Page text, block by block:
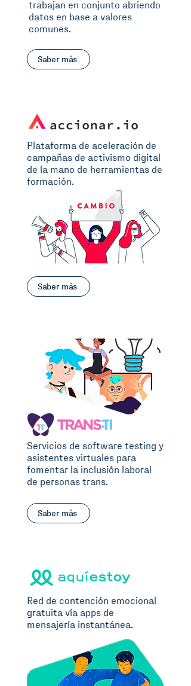
trabajan en conjunto abriendo
datos en base a valores
comunes.
Saber más
Plataforma de aceleración de
campañas de activismo digital
de la mano de herramientas de
formación.
Saber más
Servicios de software testing y
asistentes virtuales para
fomentar la inclusión laboral
de personas trans.
Saber más
Red de contención emocional
gratuita vía apps de
mensajería instantánea.